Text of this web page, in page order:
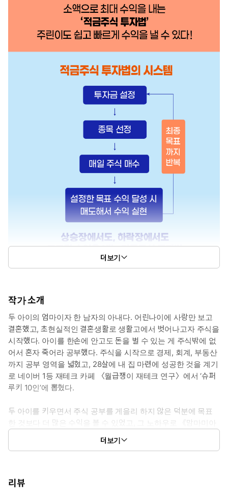
더보기
작가 소개
두 아이의 엄마이자 한 남자의 아내다. 어린나이에 사랑만 보고
결혼했고, 초현실적인 결혼생활로 생활고에서 벗어나고자 주식을
시작했다. 아이를 한손에 안고도 돈을 벌 수 있는 게 주식밖에 없
어서 혼자 죽어라 공부했다. 주식을 시작으로 경제, 회계, 부동산
까지 공부 영역을 넓혔고, 28살에 내 집 마련에 성공한 것을 계기
로 네이버 1등 재테크 카페 〈월급쟁이 재테크 연구〉에서 ‘슈퍼
루키 10인’에 뽑혔다.
두 아이를 키우면서 주식 공부를 게을리 하지 않은 덕분에 목표
한 것보다 더 많은 수익을 볼 수 있었고, 그 노하우로 《맘마미아
푼돈 목돈 재테크 실천법》, 《1억을 모았습니다》의 공동 저자
가 되었다. 주식에 대해서 아무것도 몰라서 허둥대던 과거가 생각
자를 포함해 자산관리법을 공부 중이며, 투자법인 ‘머니 플랜 A to
더보기
리뷰